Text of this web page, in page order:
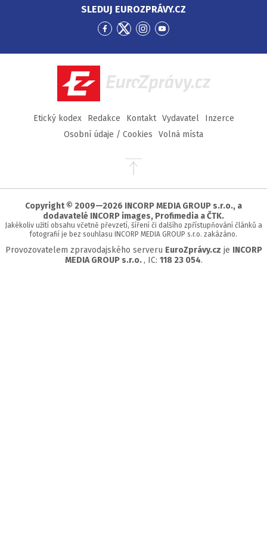
SLEDUJ EUROZPRÁVY.CZ
Přejít
Facebook
Přejít
Twitter
Přejít
Instagram
Přejít
YouTube
EuroZprávy.cz
Etický kodex Redakce Kontakt Vydavatel
Inzerce
Osobní údaje / Cookies
Volná místa
Přejít
stránky
Copyright © 2009—2026 INCORP MEDIA GROUP s.r.o., a
dodavatelé INCORP images, Profimedia a ČTK.
Jakékoliv užití obsahu včetně převzetí, šíření či dalšího zpřístupňování článků a
fotografií je bez souhlasu INCORP MEDIA GROUP s.r.o. zakázáno.
Provozovatelem zpravodajského serveru EuroZprávy.cz je INCORP
MEDIA GROUP s.r.o. , IC: 118 23 054.